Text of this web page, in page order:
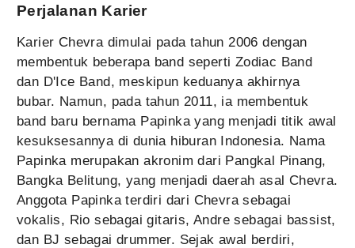
Perjalanan Karier
Karier Chevra dimulai pada tahun 2006 dengan
membentuk beberapa band seperti Zodiac Band
dan D'Ice Band, meskipun keduanya akhirnya
bubar. Namun, pada tahun 2011, ia membentuk
band baru bernama Papinka yang menjadi titik awal
kesuksesannya di dunia hiburan Indonesia. Nama
Papinka merupakan akronim dari Pangkal Pinang,
Bangka Belitung, yang menjadi daerah asal Chevra.
Anggota Papinka terdiri dari Chevra sebagai
vokalis, Rio sebagai gitaris, Andre sebagai bassist,
dan BJ sebagai drummer. Sejak awal berdiri,